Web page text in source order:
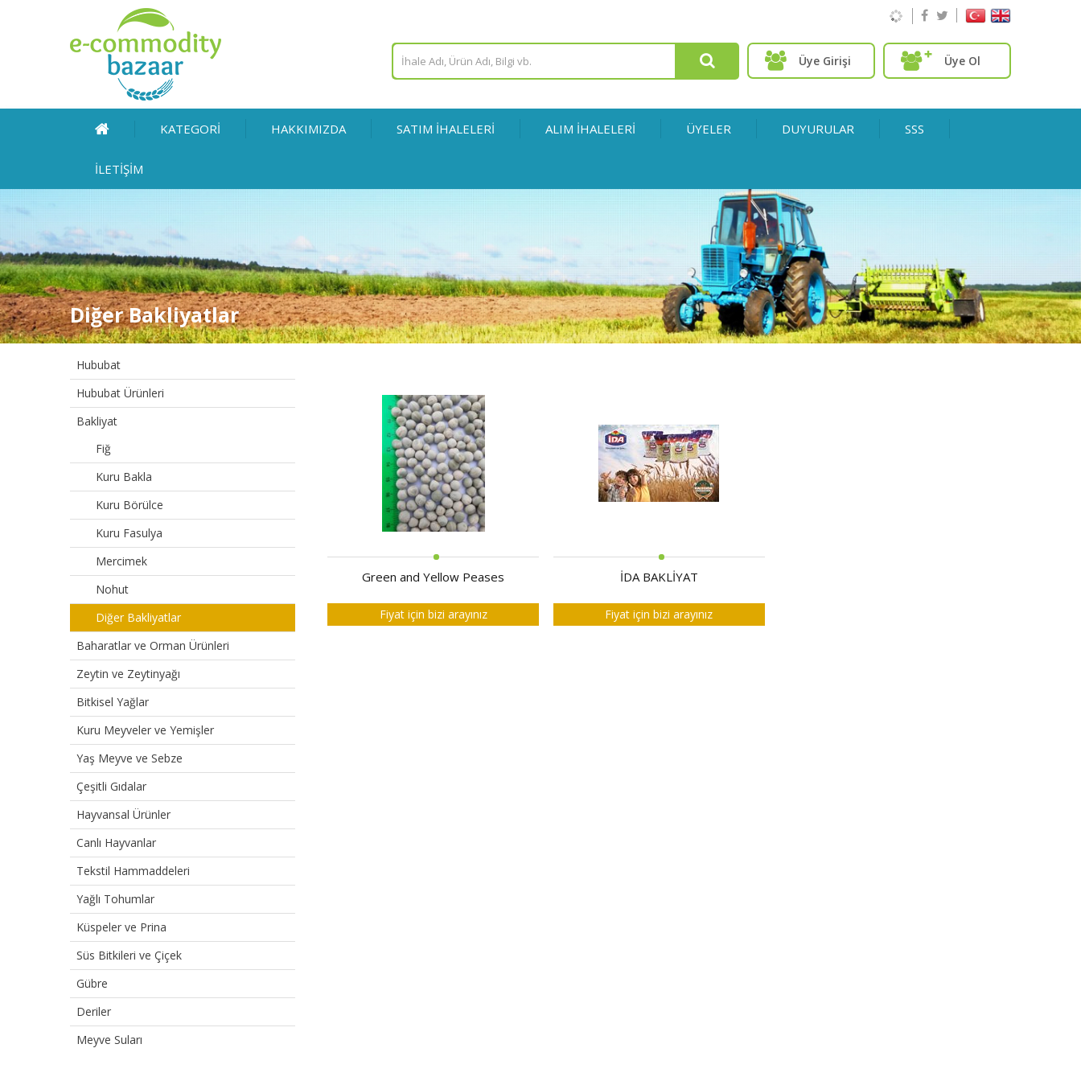
Üye Girişi Üye Ol
KATEGORİ HAKKIMIZDA SATIM İHALELERİ ALIM İHALELERİ ÜYELER DUYURULAR SSS
İLETİŞİM
Diğer Bakliyatlar
Hububat
Hububat Ürünleri
Bakliyat
Fiğ
Kuru Bakla
Kuru Börülce
Kuru Fasulya
Mercimek
Nohut
Diğer Bakliyatlar
Baharatlar ve Orman Ürünleri
Zeytin ve Zeytinyağı
Bitkisel Yağlar
Kuru Meyveler ve Yemişler
Yaş Meyve ve Sebze
Çeşitli Gıdalar
Hayvansal Ürünler
Canlı Hayvanlar
Tekstil Hammaddeleri
Yağlı Tohumlar
Küspeler ve Prina
Süs Bitkileri ve Çiçek
Gübre
Deriler
Meyve Suları
Green and Yellow Peases
Fiyat için bizi arayınız
İDA BAKLİYAT
Fiyat için bizi arayınız